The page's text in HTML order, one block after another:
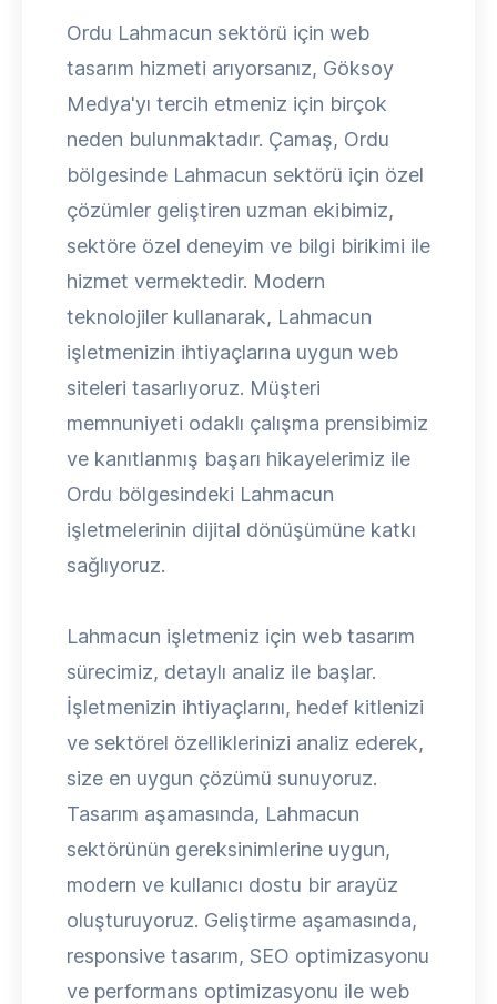
Ordu Lahmacun sektörü için web
tasarım hizmeti arıyorsanız, Göksoy
Medya'yı tercih etmeniz için birçok
neden bulunmaktadır. Çamaş, Ordu
bölgesinde Lahmacun sektörü için özel
çözümler geliştiren uzman ekibimiz,
sektöre özel deneyim ve bilgi birikimi ile
hizmet vermektedir. Modern
teknolojiler kullanarak, Lahmacun
işletmenizin ihtiyaçlarına uygun web
siteleri tasarlıyoruz. Müşteri
memnuniyeti odaklı çalışma prensibimiz
ve kanıtlanmış başarı hikayelerimiz ile
Ordu bölgesindeki Lahmacun
işletmelerinin dijital dönüşümüne katkı
sağlıyoruz.
Lahmacun işletmeniz için web tasarım
sürecimiz, detaylı analiz ile başlar.
İşletmenizin ihtiyaçlarını, hedef kitlenizi
ve sektörel özelliklerinizi analiz ederek,
size en uygun çözümü sunuyoruz.
Tasarım aşamasında, Lahmacun
sektörünün gereksinimlerine uygun,
modern ve kullanıcı dostu bir arayüz
oluşturuyoruz. Geliştirme aşamasında,
responsive tasarım, SEO optimizasyonu
ve performans optimizasyonu ile web